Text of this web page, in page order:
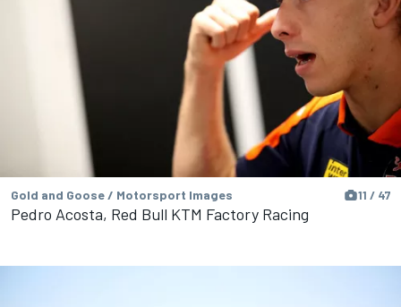
Gold and Goose / Motorsport Images 11 / 47
Pedro Acosta, Red Bull KTM Factory Racing